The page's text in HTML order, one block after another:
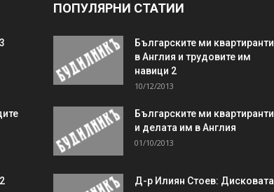
ПОПУЛЯРНИ СТАТИИ
Българските ми квартиранти
в Англия и трудовите им
навици 2
10/12/2013
Българските ми квартиранти
и делата им в Англия
01/10/2013
Д-р Илиян Стоев: Дисковата